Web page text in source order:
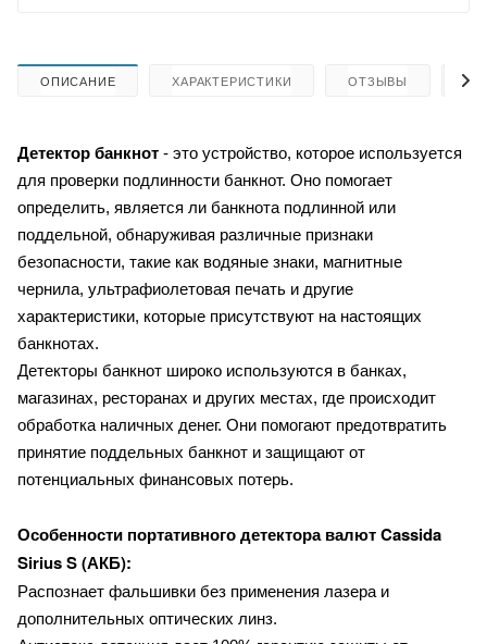
ОПИСАНИЕ ХАРАКТЕРИСТИКИ ОТЗЫВЫ
Детектор банкнот - это устройство, которое используется
для проверки подлинности банкнот. Оно помогает
определить, является ли банкнота подлинной или
поддельной, обнаруживая различные признаки
безопасности, такие как водяные знаки, магнитные
чернила, ультрафиолетовая печать и другие
характеристики, которые присутствуют на настоящих
банкнотах.
Детекторы банкнот широко используются в банках,
магазинах, ресторанах и других местах, где происходит
обработка наличных денег. Они помогают предотвратить
принятие поддельных банкнот и защищают от
потенциальных финансовых потерь.
Особенности портативного детектора валют Cassida
Sirius S (АКБ):
Распознает фальшивки без применения лазера и
дополнительных оптических линз.